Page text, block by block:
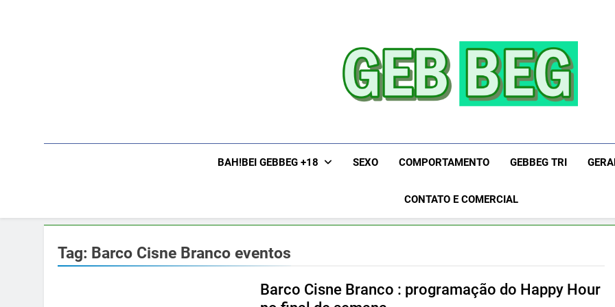
Gebbeg | Ensaio
De Apostas E
|Musas Brasileiras | Fotos Sensuais | Ensaios
BAH!BEI GEBBEG +18 SEXO COMPORTAMENTO GEBBEG TRI
CONTATO E COMERCIAL
Tag: Barco Cisne Branco eventos
Barco Cisne Branco : programação do Happy Hour